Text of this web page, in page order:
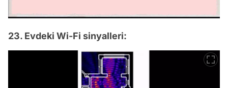
23. Evdeki Wi-Fi sinyalleri: